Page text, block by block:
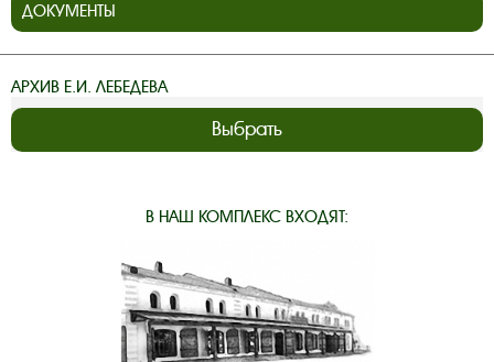
ДОКУМЕНТЫ
АРХИВ Е.И. ЛЕБЕДЕВА
Выбрать
В НАШ КОМПЛЕКС ВХОДЯТ: